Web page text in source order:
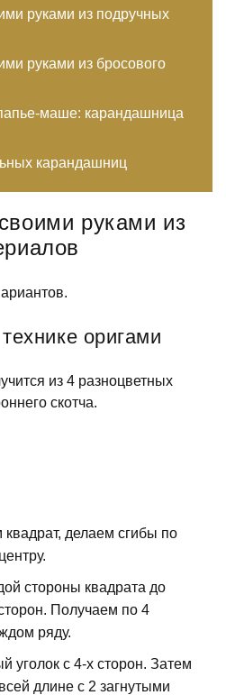
руками из подручных
руками из бросового
маше: карандашница
карандашниц
руками из
оригами
из 4 разноцветных
скотча.
делаем сгибы по
стороны квадрата до
Получаем по 4
ряду.
уголок с 4-х сторон. Затем
длине с 2 загнутыми